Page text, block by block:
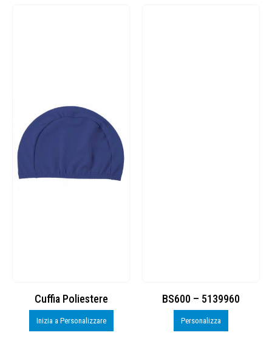
Cuffia Poliestere
Inizia a Personalizzare
BS600 – 5139960
Personalizza